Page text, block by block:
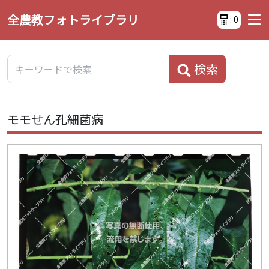
全農教フォトライブラリ : 0
検索
モモせん孔細菌病